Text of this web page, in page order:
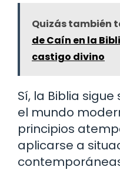
Quizás también
de Caín en la
castigo divino
Sí, la Biblia
el mundo
principios
aplicarse a